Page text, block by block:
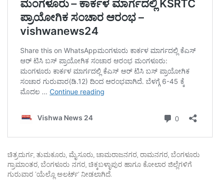
ಚಿತ್ರದುರ್ಗ, ತುಮಕೂರು, ಮೈಸೂರು, ಚಾಮರಾಜನಗರ, ರಾಮನಗರ, ಬೆಂಗಳೂರು
ಗ್ರಾಮಾಂತರ, ಬೆಂಗಳೂರು ನಗರ, ಚಿಕ್ಕಬಳ್ಳಾಪುರ ಹಾಗೂ ಕೋಲಾರ ಜಿಲ್ಲೆಗಳಿಗೆ
ಗುರುವಾರ ‘ಯೆಲ್ಲೊ ಅಲರ್ಟ್’ ನೀಡಲಾಗಿದೆ.